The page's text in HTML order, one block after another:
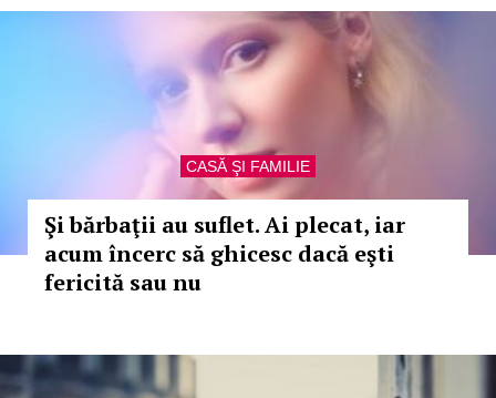
CASĂ ŞI FAMILIE
Şi bărbaţii au suflet. Ai plecat, iar
acum încerc să ghicesc dacă eşti
fericită sau nu